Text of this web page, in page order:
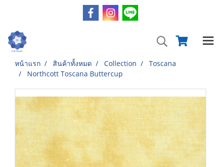
หน้าแรก สินค้าทั้งหมด Collection
Toscana
Northcott Toscana Buttercup